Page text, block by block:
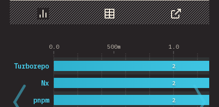
Chart Data Share
0.0 500m 1.0
pnpm
Nx
Turborepo
2
2
2